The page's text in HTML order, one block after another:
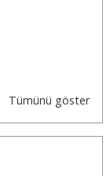
Tümünü göster